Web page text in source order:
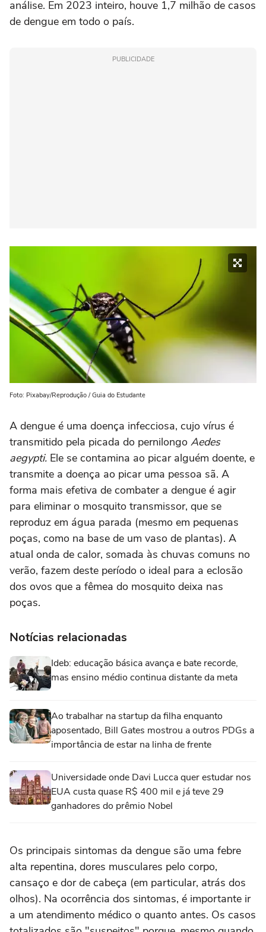
análise. Em 2023 inteiro, houve 1,7 milhão de casos
de dengue em todo o país.
PUBLICIDADE
Foto: Pixabay/Reprodução / Guia do Estudante
A dengue é uma doença infecciosa, cujo vírus é
transmitido pela picada do pernilongo Aedes
aegypti. Ele se contamina ao picar alguém doente, e
transmite a doença ao picar uma pessoa sã. A
forma mais efetiva de combater a dengue é agir
para eliminar o mosquito transmissor, que se
reproduz em água parada (mesmo em pequenas
poças, como na base de um vaso de plantas). A
atual onda de calor, somada às chuvas comuns no
verão, fazem deste período o ideal para a eclosão
dos ovos que a fêmea do mosquito deixa nas
poças.
Notícias relacionadas
Ideb: educação básica avança e bate recorde,
mas ensino médio continua distante da meta
Ao trabalhar na startup da filha enquanto
aposentado, Bill Gates mostrou a outros PDGs a
importância de estar na linha de frente
Universidade onde Davi Lucca quer estudar nos
EUA custa quase R$ 400 mil e já teve 29
ganhadores do prêmio Nobel
Os principais sintomas da dengue são uma febre
alta repentina, dores musculares pelo corpo,
cansaço e dor de cabeça (em particular, atrás dos
olhos). Na ocorrência dos sintomas, é importante ir
a um atendimento médico o quanto antes. Os casos